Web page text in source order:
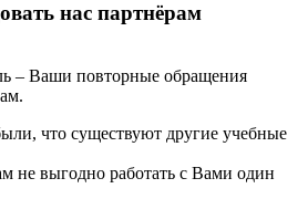
нас партнёрам
– Ваши повторные обращения
что существуют другие учебные
не выгодно работать с Вами один